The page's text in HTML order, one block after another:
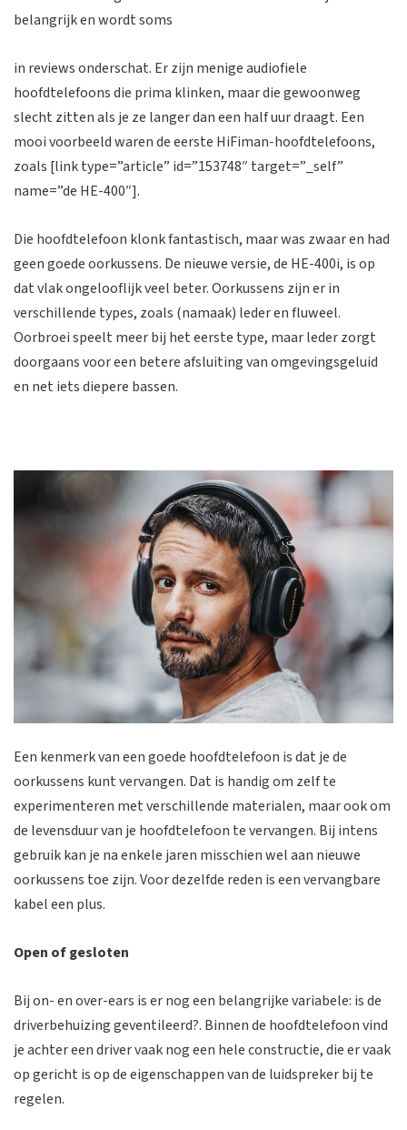
belangrijk en wordt soms
in reviews onderschat. Er zijn menige audiofiele
hoofdtelefoons die prima klinken, maar die gewoonweg
slecht zitten als je ze langer dan een half uur draagt. Een
mooi voorbeeld waren de eerste HiFiman-hoofdtelefoons,
zoals [link type=”article” id=”153748″ target=”_self”
name=”de HE-400″].
Die hoofdtelefoon klonk fantastisch, maar was zwaar en had
geen goede oorkussens. De nieuwe versie, de HE-400i, is op
dat vlak ongelooflijk veel beter. Oorkussens zijn er in
verschillende types, zoals (namaak) leder en fluweel.
Oorbroei speelt meer bij het eerste type, maar leder zorgt
doorgaans voor een betere afsluiting van omgevingsgeluid
en net iets diepere bassen.
Een kenmerk van een goede hoofdtelefoon is dat je de
oorkussens kunt vervangen. Dat is handig om zelf te
experimenteren met verschillende materialen, maar ook om
de levensduur van je hoofdtelefoon te vervangen. Bij intens
gebruik kan je na enkele jaren misschien wel aan nieuwe
oorkussens toe zijn. Voor dezelfde reden is een vervangbare
kabel een plus.
Open of gesloten
Bij on- en over-ears is er nog een belangrijke variabele: is de
driverbehuizing geventileerd?. Binnen de hoofdtelefoon vind
je achter een driver vaak nog een hele constructie, die er vaak
op gericht is op de eigenschappen van de luidspreker bij te
regelen.